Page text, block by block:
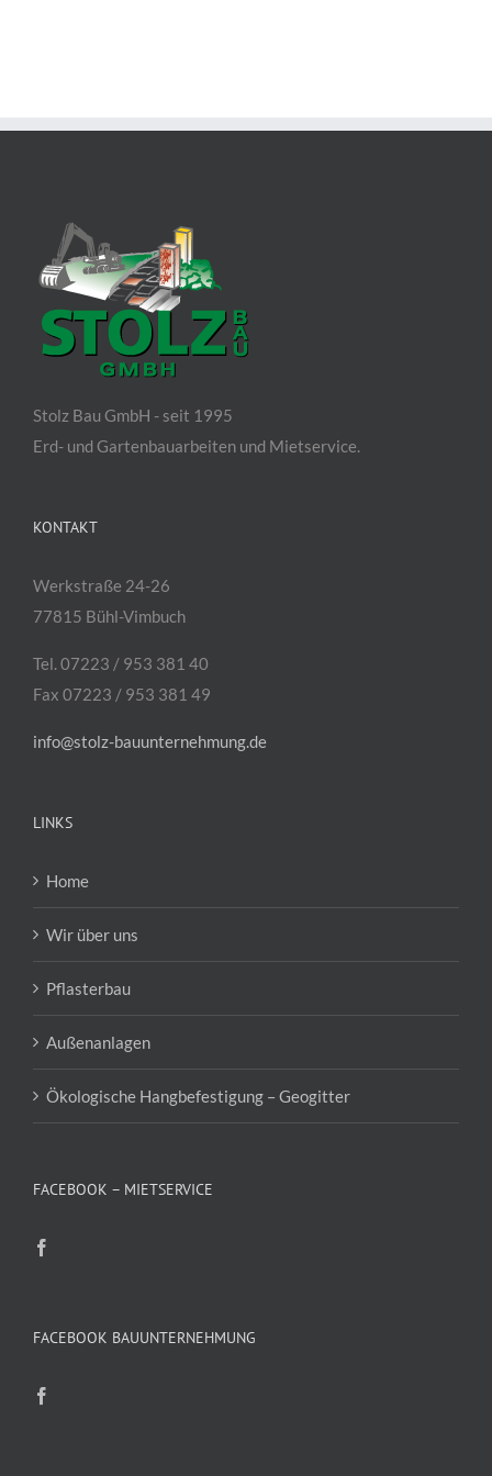
Stolz Bau GmbH - seit 1995
Erd- und Gartenbauarbeiten und Mietservice.
KONTAKT
Werkstraße 24-26
77815 Bühl-Vimbuch
Tel. 07223 / 953 381 40
Fax 07223 / 953 381 49
info@stolz-bauunternehmung.de
LINKS
Home
Wir über uns
Pflasterbau
Außenanlagen
Ökologische Hangbefestigung – Geogitter
FACEBOOK – MIETSERVICE
FACEBOOK BAUUNTERNEHMUNG